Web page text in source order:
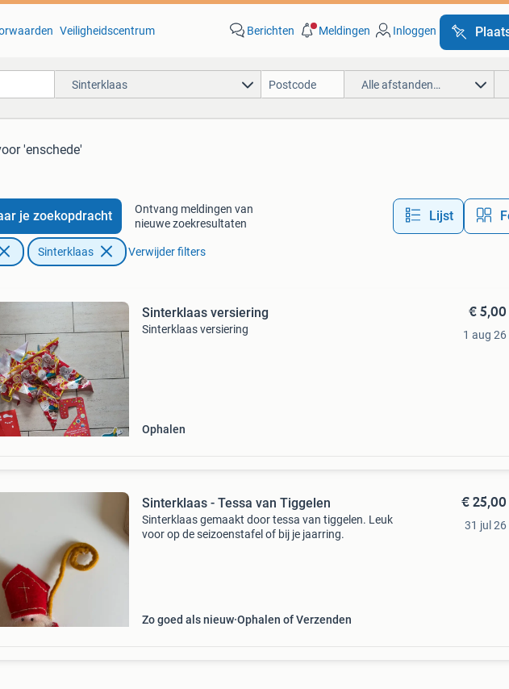
Veiligheidscentrum Berichten Meldingen Inloggen
Sinterklaas Alle afstanden…
'enschede'
je zoekopdracht
Ontvang meldingen van
nieuwe zoekresultaten
Lijst
Sinterklaas Verwijder filters
Sinterklaas versiering
Sinterklaas versiering
Ophalen
€ 5,00
1 aug 26
Sinterklaas - Tessa van Tiggelen
Sinterklaas gemaakt door tessa van tiggelen. Leuk
voor op de seizoenstafel of bij je jaarring.
Zo goed als nieuw Ophalen of Verzenden
€ 25,00
31 jul 26